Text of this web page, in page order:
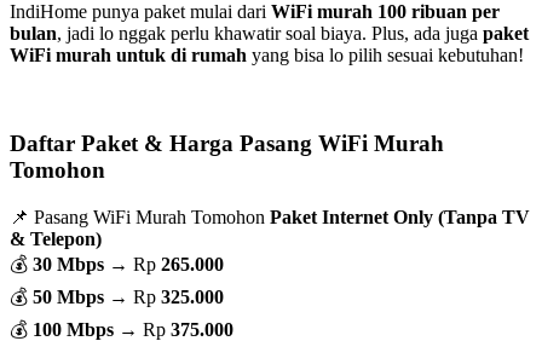
IndiHome punya paket mulai dari WiFi murah 100 ribuan per
bulan, jadi lo nggak perlu khawatir soal biaya. Plus, ada juga paket
WiFi murah untuk di rumah yang bisa lo pilih sesuai kebutuhan!
Daftar Paket & Harga Pasang WiFi Murah
Tomohon
📌 Pasang WiFi Murah Tomohon Paket Internet Only (Tanpa TV
& Telepon)
💰 30 Mbps → Rp 265.000
💰 50 Mbps → Rp 325.000
💰 100 Mbps → Rp 375.000